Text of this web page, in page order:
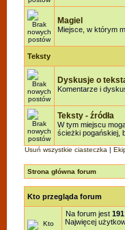
Magiel
Miejsce, w którym
Teksty
Dyskusje o
Komentarze i
Teksty - źródła
W tym miejscu
ścieżki pogańskiej,
Usuń wszystkie ciasteczka |
Strona główna forum
Kto przegląda forum
Na forum jest 191
Najwięcej